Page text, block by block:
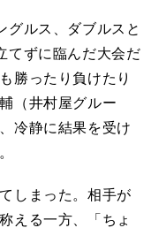
ルス、ダブルスと
てずに臨んだ大会だ
勝ったり負けたり
（井村屋グルー
冷静に結果を受け
しまった。相手が
える一方、「ちょ